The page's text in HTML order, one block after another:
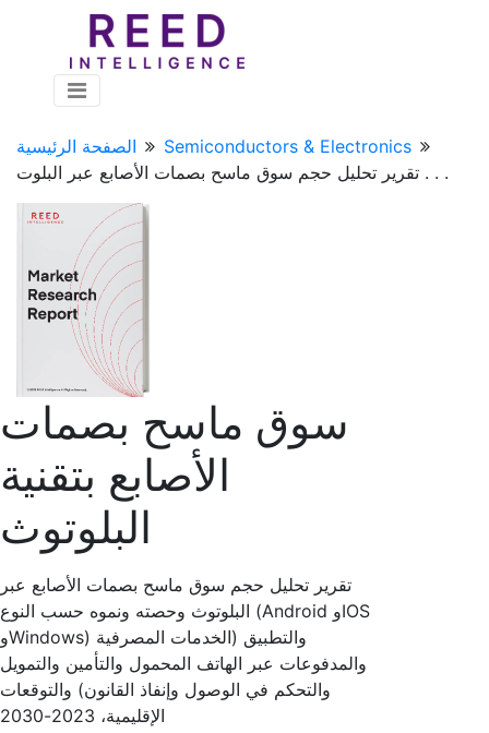
الصفحة الرئيسية
Semiconductors & Electronics
تقرير تحليل حجم سوق ماسح بصمات الأصابع عبر البلوت . . .
سوق ماسح بصمات
الأصابع بتقنية
البلوتوث
تقرير تحليل حجم سوق ماسح بصمات الأصابع عبر
البلوتوث وحصته ونموه حسب النوع (Android وIOS
وWindows) والتطبيق (الخدمات المصرفية
والمدفوعات عبر الهاتف المحمول والتأمين والتمويل
والتحكم في الوصول وإنفاذ القانون) والتوقعات
الإقليمية، 2023-2030